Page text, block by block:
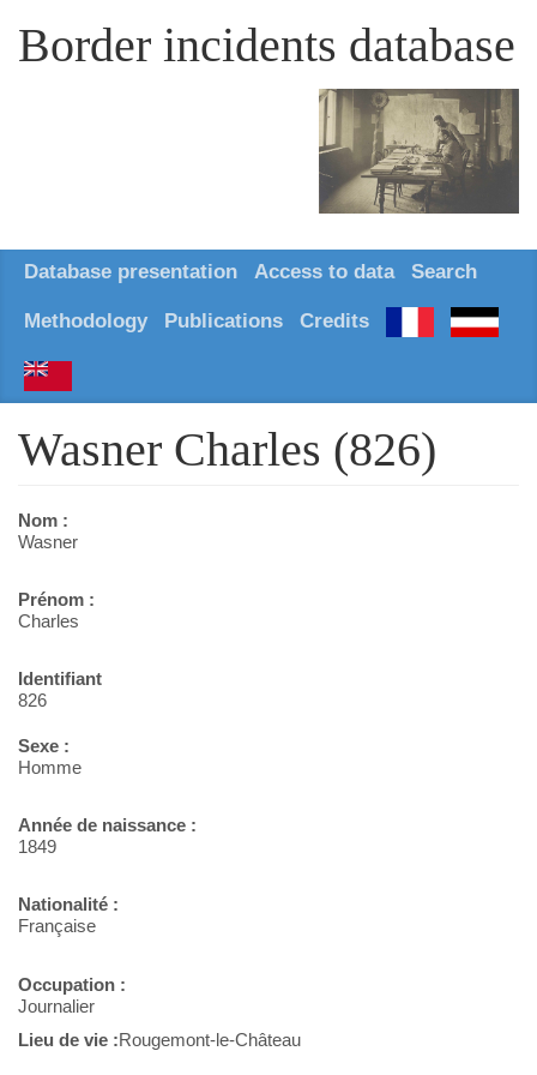
Border incidents database
Database presentation Access to data Search
Methodology Publications Credits
Wasner Charles (826)
Nom :
Wasner
Prénom :
Charles
Identifiant
826
Sexe :
Homme
Année de naissance :
1849
Nationalité :
Française
Occupation :
Journalier
Lieu de vie :Rougemont-le-Château